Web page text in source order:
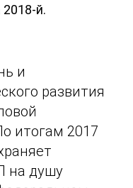
й.
и
развития
итогам 2017
на душу